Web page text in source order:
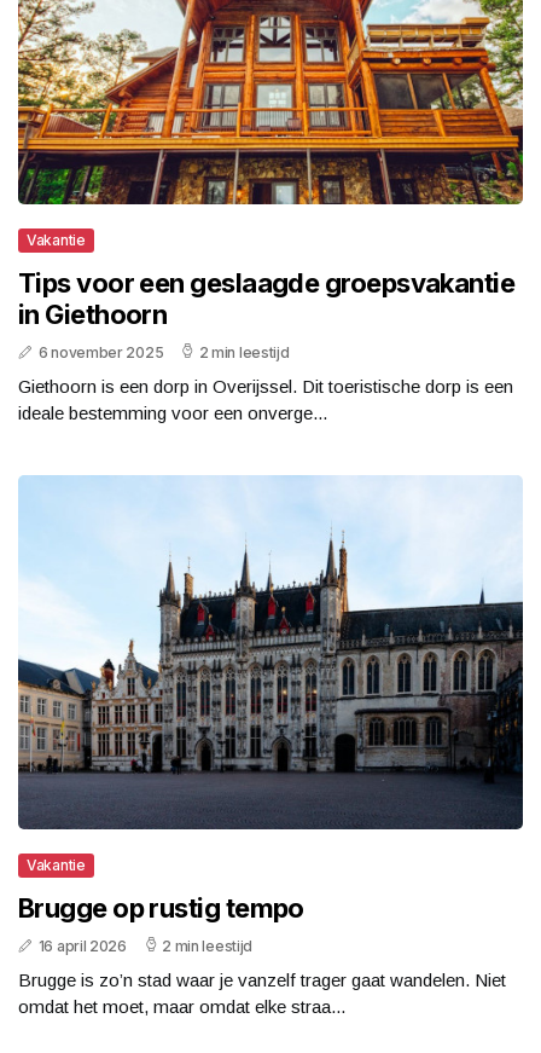
Vakantie
Tips voor een geslaagde groepsvakantie
in Giethoorn
6 november 2025 2 min leestijd
Giethoorn is een dorp in Overijssel. Dit toeristische dorp is een
ideale bestemming voor een onverge...
Vakantie
Brugge op rustig tempo
16 april 2026 2 min leestijd
Brugge is zo’n stad waar je vanzelf trager gaat wandelen. Niet
omdat het moet, maar omdat elke straa...